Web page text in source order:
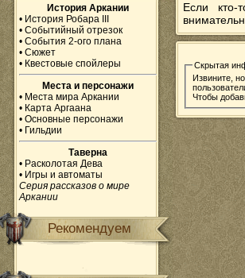
История Аркании
• История Робара III
• Событийный отрезок
• События 2-ого плана
• Сюжет
• Квестовые спойлеры
Места и персонажи
• Места мира Аркании
• Карта Аргаана
• Основные персонажи
• Гильдии
Таверна
• Расколотая Дева
• Игры и автоматы
Серия рассказов о мире
Аркании
Рекомендуем
Если кто-
Скрытая
Извините,
Чтобы